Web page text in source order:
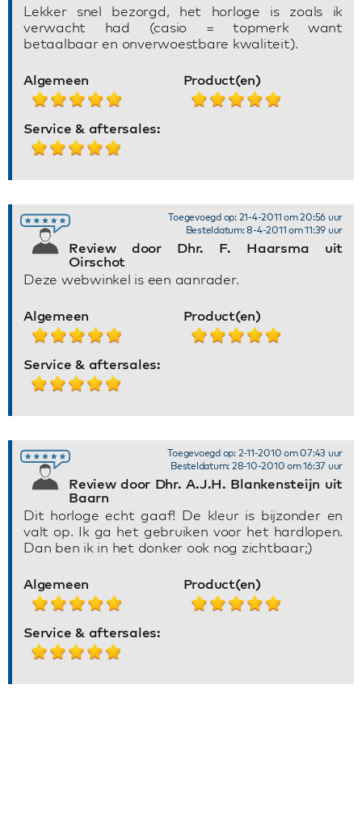
Lekker snel bezorgd, het horloge is zoals ik
verwacht had (casio = topmerk want
betaalbaar en onverwoestbare kwaliteit).
Algemeen Product(en)
Service & aftersales:
Review door Dhr. F. Haarsma uit
Oirschot
Toegevoegd op: 21-4-2011 om 20:56 uur
Besteldatum: 8-4-2011 om 11:39 uur
Deze webwinkel is een aanrader.
Algemeen Product(en)
Service & aftersales:
Review door Dhr. A.J.H. Blankensteijn uit
Baarn
Toegevoegd op: 2-11-2010 om 07:43 uur
Besteldatum: 28-10-2010 om 16:37 uur
Dit horloge echt gaaf! De kleur is bijzonder en
valt op. Ik ga het gebruiken voor het hardlopen.
Dan ben ik in het donker ook nog zichtbaar;)
Algemeen Product(en)
Service & aftersales: